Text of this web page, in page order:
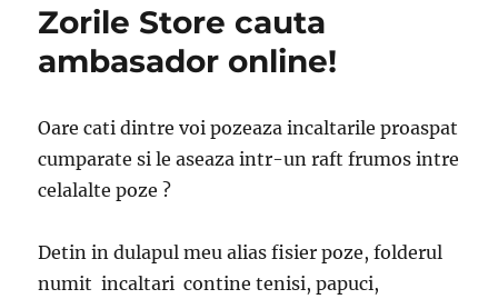
Zorile Store cauta
ambasador online!
Oare cati dintre voi pozeaza incaltarile proaspat
cumparate si le aseaza intr-un raft frumos intre
celalalte poze ?
Detin in dulapul meu alias fisier poze, folderul
numit incaltari contine tenisi, papuci,